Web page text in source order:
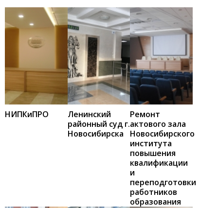
НИПКиПРО
Ленинский
районный суд г.
Новосибирска
Ремонт
актового зала
Новосибирского
института
повышения
квалификации
и
переподготовки
работников
образования